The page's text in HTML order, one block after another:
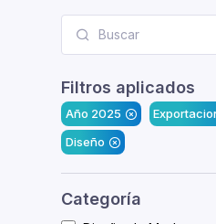
Filtros aplicados
Año 2025